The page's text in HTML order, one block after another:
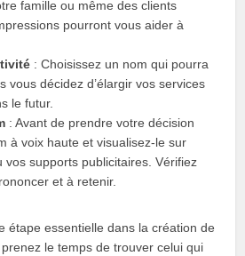
famille ou même des clients
pourront vous aider à
: Choisissez un nom qui pourra
vous décidez d’élargir vos services
le futur.
: Avant de prendre votre décision
à voix haute et visualisez-le sur
vos supports publicitaires. Vérifiez
et à retenir.
étape essentielle dans la création de
le temps de trouver celui qui